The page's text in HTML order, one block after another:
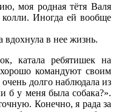
моя родная тётя Валя
Иногда ей вообще
вдохнула в нее жизнь.
катала ребятишек на
командуют своим
долго наблюдала из
б у меня была собака?».
Конечно, я рада за